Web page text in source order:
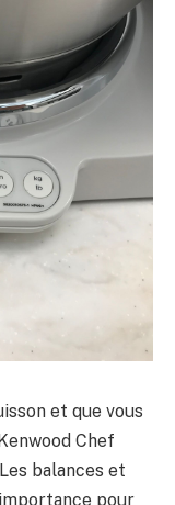
et que vous
Chef
balances et
pour